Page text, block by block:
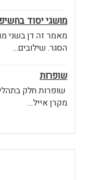
מושגי יסוד
מאמר זה דן בשני
הסגר. שילובים...
שופרות
שופרות חלק
מקרן אייל...